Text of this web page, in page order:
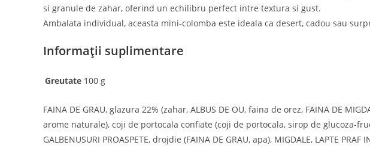
si granule de zahar, oferind un echilibru perfect intre textura si gust.
Ambalata individual, aceasta mini-colomba este ideala ca desert, cadou sau
Informații suplimentare
Greutate 100 g
FAINA DE GRAU, glazura 22% (zahar, ALBUS DE OU, faina de orez, FAINA DE
arome naturale), coji de portocala confiate (coji de portocala, sirop de glucoza-
GALBENUSURI PROASPETE, drojdie (FAINA DE GRAU, apa), MIGDALE, LAPTE